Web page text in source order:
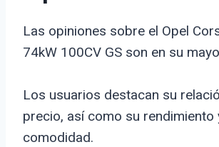
Las opiniones sobre el Opel
74kW 100CV GS son en su
Los usuarios destacan su
precio, así como su rendimiento
comodidad.